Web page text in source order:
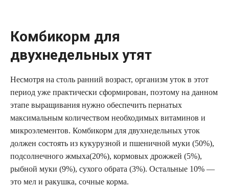
Комбикорм для
двухнедельных утят
Несмотря на столь ранний возраст, организм уток в этот
период уже практически сформирован, поэтому на данном
этапе выращивания нужно обеспечить пернатых
максимальным количеством необходимых витаминов и
микроэлементов. Комбикорм для двухнедельных уток
должен состоять из кукурузной и пшеничной муки (50%),
подсолнечного жмыха(20%), кормовых дрожжей (5%),
рыбной муки (9%), сухого обрата (3%). Остальные 10% —
это мел и ракушка, сочные корма.